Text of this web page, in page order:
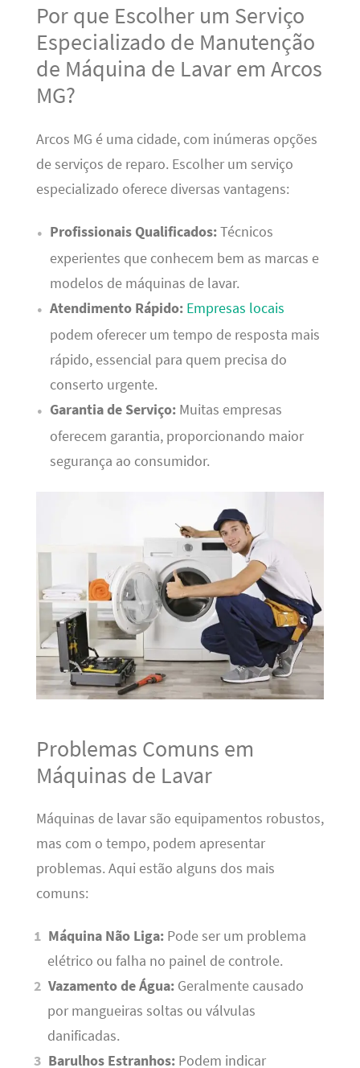
Por que Escolher um Serviço
Especializado de Manutenção
de Máquina de Lavar em Arcos
MG?
Arcos MG é uma cidade, com inúmeras opções
de serviços de reparo. Escolher um serviço
especializado oferece diversas vantagens:
Profissionais Qualificados:Técnicos
experientes que conhecem bem as marcas e
modelos de máquinas de lavar.
Atendimento Rápido: Empresas locais
podem oferecer um tempo de resposta mais
rápido, essencial para quem precisa do
conserto urgente.
Garantia de Serviço:Muitas empresas
oferecem garantia, proporcionando maior
segurança ao consumidor.
Problemas Comuns em
Máquinas de Lavar
Máquinas de lavar são equipamentos robustos,
mas com o tempo, podem apresentar
problemas. Aqui estão alguns dos mais
comuns:
Máquina Não Liga: Pode ser um problema
elétrico ou falha no painel de controle.
Vazamento de Água: Geralmente causado
por mangueiras soltas ou válvulas
danificadas.
Barulhos Estranhos: Podem indicar